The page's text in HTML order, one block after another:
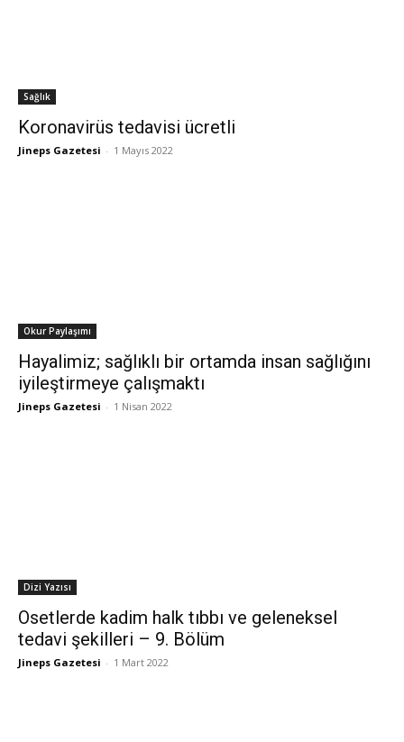
Sağlık
Koronavirüs tedavisi ücretli
Jineps Gazetesi - 1 Mayıs 2022
Okur Paylaşımı
Hayalimiz; sağlıklı bir ortamda insan sağlığını
iyileştirmeye çalışmaktı
Jineps Gazetesi - 1 Nisan 2022
Dizi Yazısı
Osetlerde kadim halk tıbbı ve geleneksel
tedavi şekilleri – 9. Bölüm
Jineps Gazetesi - 1 Mart 2022